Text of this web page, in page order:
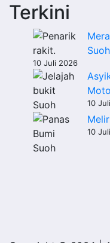
Terkini
Suoh
10 Juli 2026
10
10